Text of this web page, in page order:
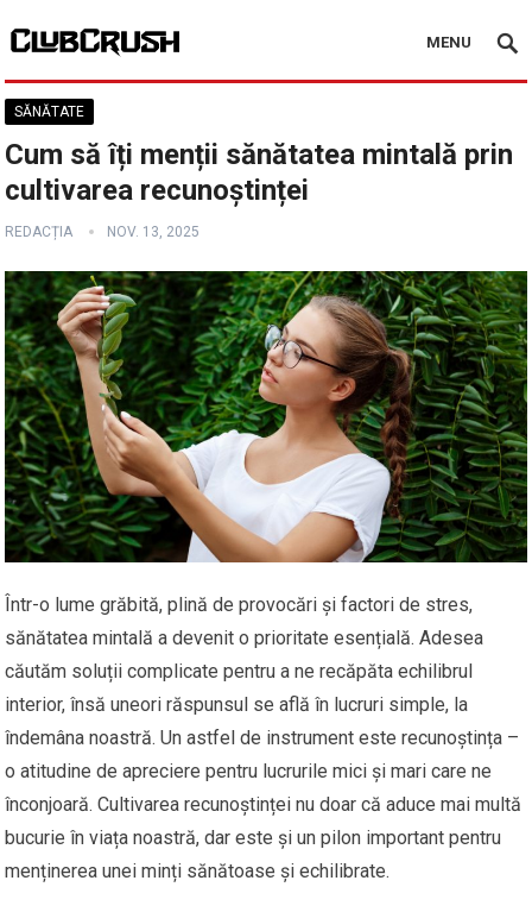
MENU
SĂNĂTATE
Cum să îți menții sănătatea mintală prin
cultivarea recunoștinței
REDACȚIA NOV. 13, 2025
Într-o lume grăbită, plină de provocări și factori de stres,
sănătatea mintală a devenit o prioritate esențială. Adesea
căutăm soluții complicate pentru a ne recăpăta echilibrul
interior, însă uneori răspunsul se află în lucruri simple, la
îndemâna noastră. Un astfel de instrument este recunoștința –
o atitudine de apreciere pentru lucrurile mici și mari care ne
înconjoară. Cultivarea recunoștinței nu doar că aduce mai multă
bucurie în viața noastră, dar este și un pilon important pentru
menținerea unei minți sănătoase și echilibrate.